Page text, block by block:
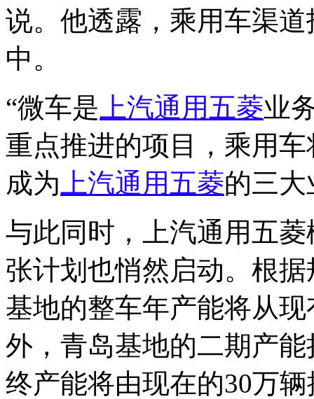
说。他透露，乘用车渠
中。
“微车是 上汽通用五菱业
重点推进的项目，乘用
成为 上汽通用五菱的三大
与此同时，上汽通用五
张计划也悄然启动。根
基地的整车年产能将从
外，青岛基地的二期产
终产能将由现在的30万